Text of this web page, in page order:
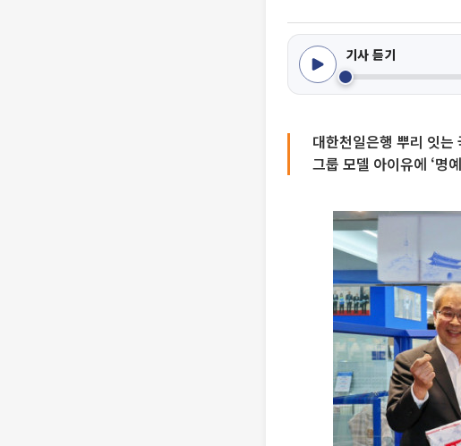
기사 듣기
대한천일은행 뿌리 잇는
그룹 모델 아이유에 ‘명